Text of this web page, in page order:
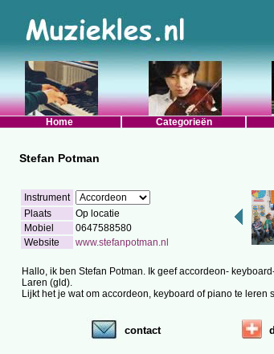
Home Categorieën
Stefan Potman
Instrument
Plaats
Op locatie
Mobiel
0647588580
Website
www.stefanpotman.nl
Hallo, ik ben Stefan Potman. Ik geef accordeon-
Laren (gld).
Lijkt het je wat om accordeon, keyboard of piano te
contact